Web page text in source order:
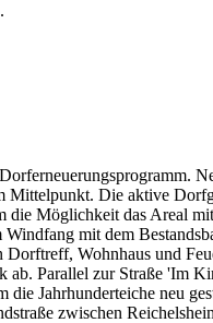
Die aktive
Möglichkeit das Areal
mit dem
Wohnhaus und
ab. Parallel zur Straße 'Im
Jahrhunderteiche neu
zwischen